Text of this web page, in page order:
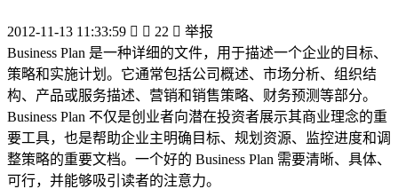
2012-11-13 11:33:59   22  举报
Business Plan 是一种详细的文件，用于描述一个企业的目标、
策略和实施计划。它通常包括公司概述、市场分析、组织结
构、产品或服务描述、营销和销售策略、财务预测等部分。
Business Plan 不仅是创业者向潜在投资者展示其商业理念的重
要工具，也是帮助企业主明确目标、规划资源、监控进度和调
整策略的重要文档。一个好的 Business Plan 需要清晰、具体、
可行，并能够吸引读者的注意力。